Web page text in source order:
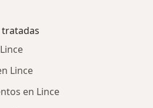
Lince
en Lince